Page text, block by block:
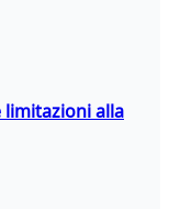
limitazioni alla